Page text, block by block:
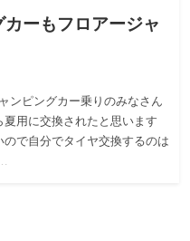
カーもフロアージャ
ンピングカー乗りのみなさん
用に交換されたと思います
で自分でタイヤ交換するのは